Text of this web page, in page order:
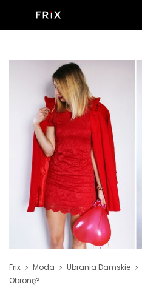
Frix Moda Ubrania Damskie
Obronę?